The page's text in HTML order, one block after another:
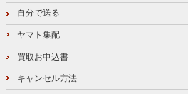
自分で送る
ヤマト集配
買取お申込書
キャンセル方法